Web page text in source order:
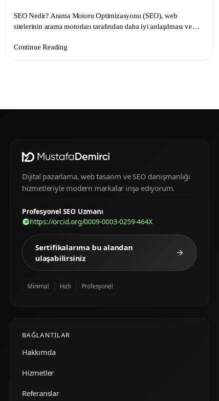
SEO Nedir? Arama Motoru Optimizasyonu (SEO), web
sitelerinin arama motorları tarafından daha iyi anlaşılması ve…
Continue Reading
Dijital pazarlama, web tasarım ve SEO danışmanlığı
hizmetleriyle modern markalar inşa ediyorum.
Profesyonel SEO Uzmanı
https://orcid.org/0009-0003-0259-464X
Sertifikalarıma bu alandan
ulaşabilirsiniz
Minimal Hızlı Profesyonel
BAĞLANTILAR
Hakkımda
Hizmetler
Referanslar